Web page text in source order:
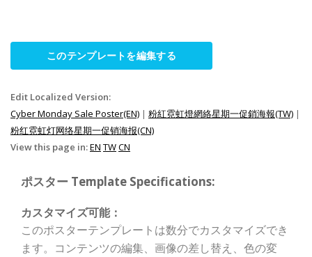
このテンプレートを編集する
Edit Localized Version:
Cyber Monday Sale Poster(EN) | 粉紅霓虹燈網絡星期一促銷海報(TW) |
粉红霓虹灯网络星期一促销海报(CN)
View this page in:EN TWCN
ポスター Template Specifications:
カスタマイズ可能：
このポスターテンプレートは数分でカスタマイズでき
ます。コンテンツの編集、画像の差し替え、色の変